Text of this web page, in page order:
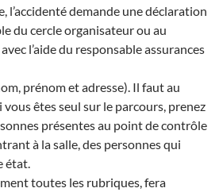
l’accidenté demande une déclaration
du cercle organisateur ou au
l’aide du responsable assurances
prénom et adresse). Il faut au
êtes seul sur le parcours, prenez
présentes au point de contrôle
à la salle, des personnes qui
état.
toutes les rubriques, fera